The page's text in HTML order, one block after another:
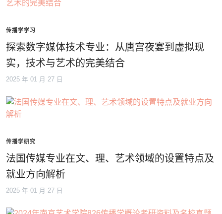
传播学学习
探索数字媒体技术专业：从唐宫夜宴到虚拟现
实，技术与艺术的完美结合
2025 年 01 月 27 日
传播学研究
法国传媒专业在文、理、艺术领域的设置特点及
就业方向解析
2025 年 01 月 27 日